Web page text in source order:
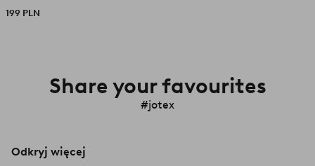
199 PLN
Share your favourites
#jotex
Odkryj więcej